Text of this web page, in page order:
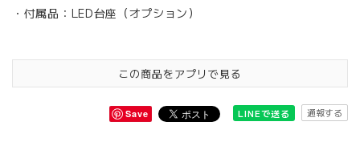
・付属品：LED台座（オプション）
この商品をアプリで見る
Save LINEで送る 通報する